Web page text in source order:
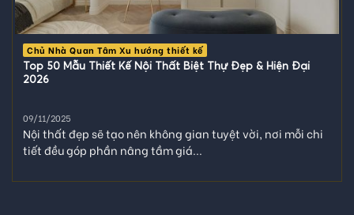
Chủ Nhà Quan Tâm Xu hướng thiết kế
Top 50 Mẫu Thiết Kế Nội Thất Biệt Thự Đẹp & Hiện Đại
2026
09/11/2025
Nội thất đẹp sẽ tạo nên không gian tuyệt vời, nơi mỗi chi
tiết đều góp phần nâng tầm giá...